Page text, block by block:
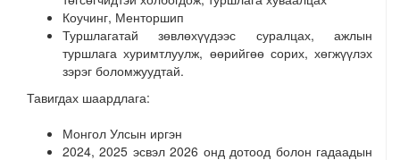
Коучинг, Менторшип
Туршлагатай зөвлөхүүдээс суралцах, ажлын
туршлага хуримтлуулж, өөрийгөө сорих, хөгжүүлэх
зэрэг боломжуудтай.
Тавигдах шаардлага:
Монгол Улсын иргэн
2024, 2025 эсвэл 2026 онд дотоод болон гадаадын